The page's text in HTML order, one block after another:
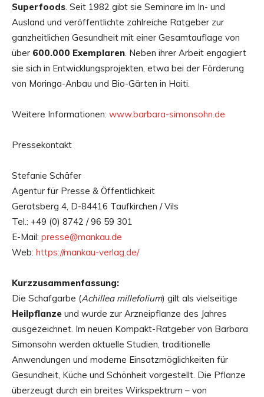
Superfoods . Seit 1982 gibt sie Seminare im In- und
Ausland und veröffentlichte zahlreiche Ratgeber zur
ganzheitlichen Gesundheit mit einer Gesamtauflage von
über 600.000 Exemplaren . Neben ihrer Arbeit engagiert
sie sich in Entwicklungsprojekten, etwa bei der Förderung
von Moringa-Anbau und Bio-Gärten in Haiti.
Weitere Informationen: www.barbara-simonsohn.de
Pressekontakt
Stefanie Schäfer
Agentur für Presse & Öffentlichkeit
Geratsberg 4, D-84416 Taufkirchen / Vils
Tel.: +49 (0) 8742 / 96 59 301
E-Mail: presse@mankau.de
Web: https://mankau-verlag.de/
Kurzzusammenfassung:
Die Schafgarbe (Achillea millefolium) gilt als vielseitige
Heilpflanze und wurde zur Arzneipflanze des Jahres
ausgezeichnet. Im neuen Kompakt-Ratgeber von Barbara
Simonsohn werden aktuelle Studien, traditionelle
Anwendungen und moderne Einsatzmöglichkeiten für
Gesundheit, Küche und Schönheit vorgestellt. Die Pflanze
überzeugt durch ein breites Wirkspektrum – von